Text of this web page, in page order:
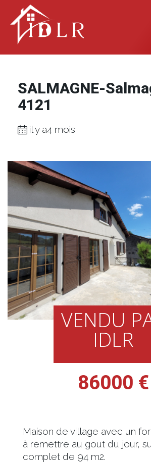
SALMAGNE-
4121
il y a4 mois
VENDU
IDLR
86000 €
Maison de village avec un
à remettre au gout du jour,
complet de 94 m2.